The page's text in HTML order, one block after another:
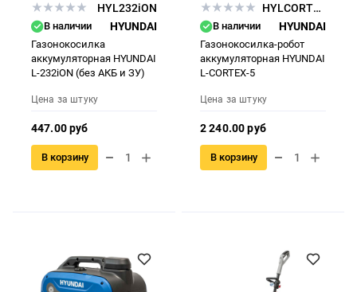
HYL232iON
В наличии HYUNDAI
Газонокосилка
аккумуляторная HYUNDAI
L-232iON (без АКБ и ЗУ)
Цена за штуку
447.00 руб
В корзину
HYLCORTEX5
В наличии HYUNDAI
Газонокосилка-робот
аккумуляторная HYUNDAI
L-CORTEX-5
Цена за штуку
2 240.00 руб
В корзину